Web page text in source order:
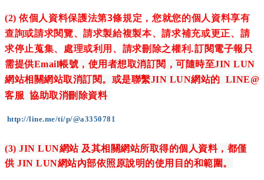
(2) 依個人資料保護法第3條規定，您就您的個人資料享有
查詢或請求閱覽、請求製給複製本、請求補充或更正、請
求停止蒐集、處理或利用、請求刪除之權利.訂閱電子報只
需提供Email帳號，使用者想取消訂閱，可隨時至JIN LUN
網站相關網站取消訂閱。或是聯繫JIN LUN網站的 LINE@
客服 協助取消刪除資料
http://line.me/ti/p/@a3350781
(3) JIN LUN網站 及其相關網站所取得的個人資料，都僅
供 JIN LUN網站內部依照原說明的使用目的和範圍。